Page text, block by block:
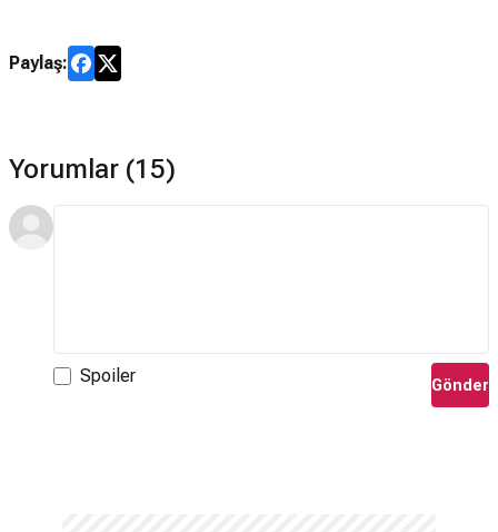
Paylaş:
Yorumlar (15)
Spoiler Gönder